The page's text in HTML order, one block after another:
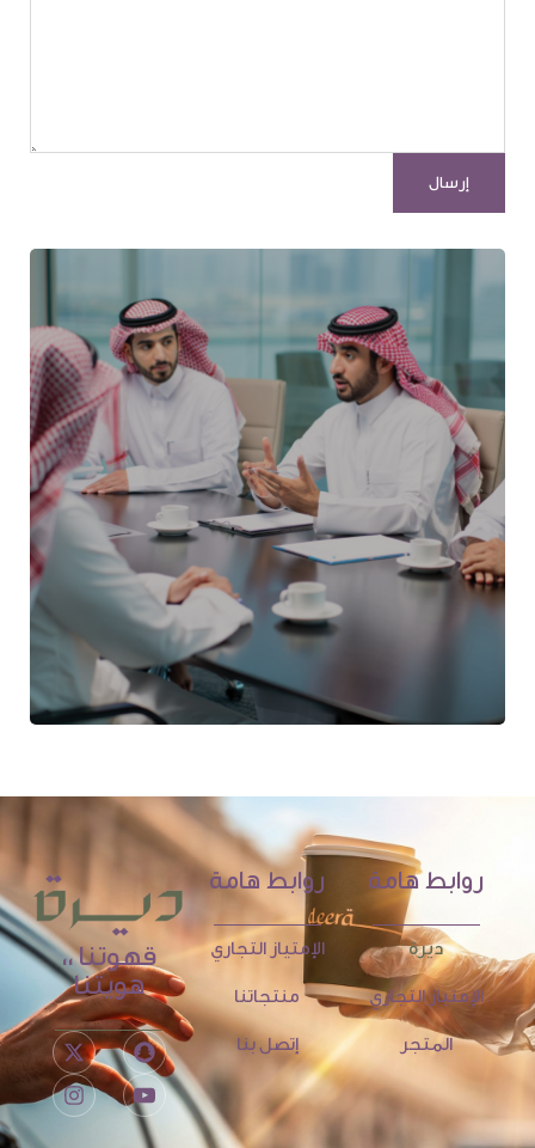
قهوتنا ،،
هويتنا
روابط هامة
ديرة
الإمتياز التجاري
المتجر
روابط هامة
الإمتياز التجاري
منتجاتنا
إتصل بنا